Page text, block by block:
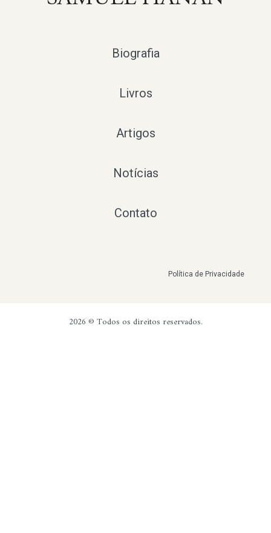
Biografia
Livros
Artigos
Notícias
Contato
Política de Privacidade
2026 © Todos os direitos reservados.